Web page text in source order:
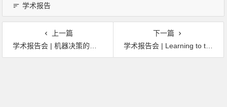
学术报告
上一篇
学术报告会 | 机器决策的革命
下一篇
学术报告会 | Learning to track and segment objects in videos